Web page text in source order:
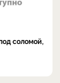
соломой,